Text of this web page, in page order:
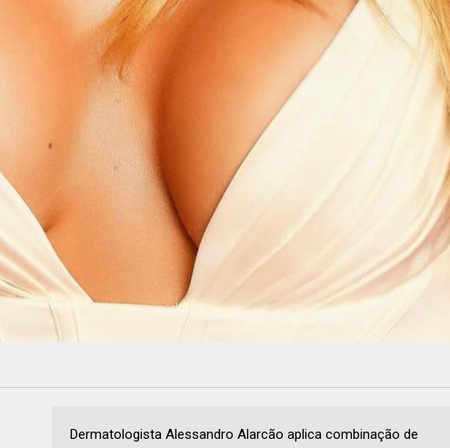
Dermatologista Alessandro Alarcão aplica combinação de